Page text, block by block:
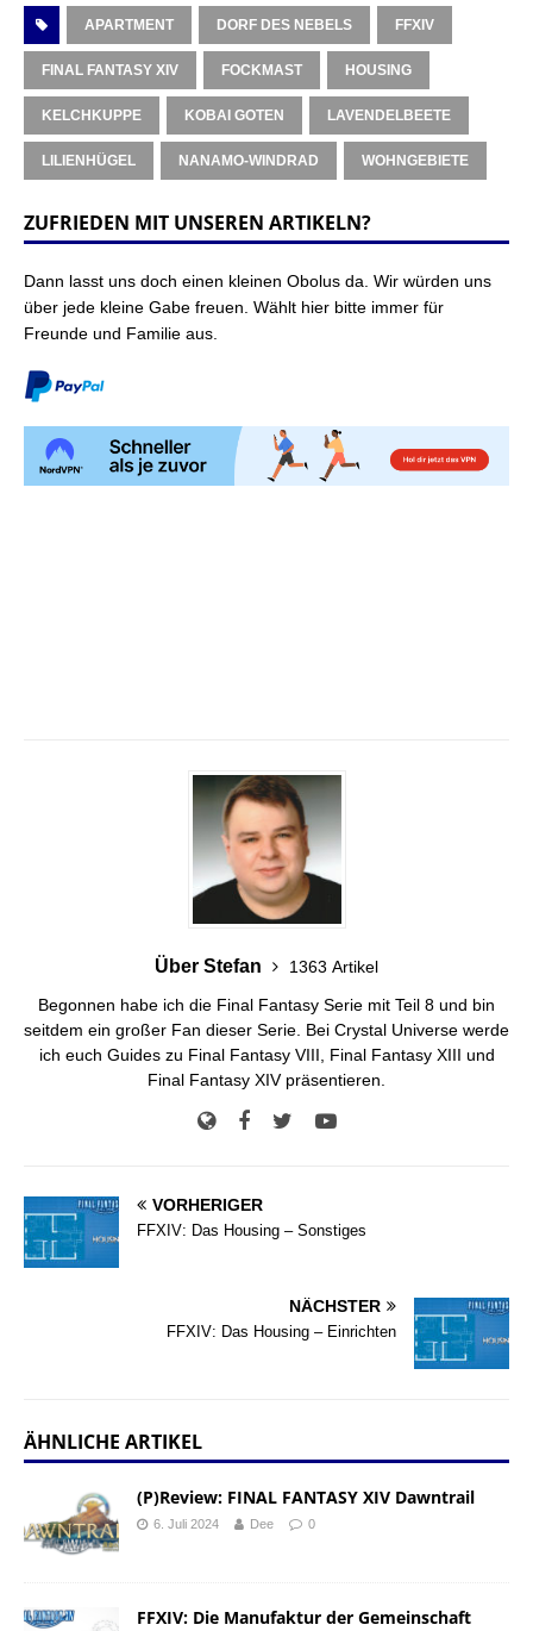
APARTMENT DORF DES NEBELS FFXIV
FINAL FANTASY XIV FOCKMAST HOUSING
KELCHKUPPE KOBAI GOTEN LAVENDELBEETE
LILIENHÜGEL NANAMO-WINDRAD WOHNGEBIETE
ZUFRIEDEN MIT UNSEREN ARTIKELN?
Dann lasst uns doch einen kleinen Obolus da. Wir würden uns
über jede kleine Gabe freuen. Wählt hier bitte immer für
Freunde und Familie aus.
Über Stefan
1363 Artikel
Begonnen habe ich die Final Fantasy Serie mit Teil 8 und bin
seitdem ein großer Fan dieser Serie. Bei Crystal Universe werde
ich euch Guides zu Final Fantasy VIII, Final Fantasy XIII und
Final Fantasy XIV präsentieren.
VORHERIGER
FFXIV: Das Housing – Sonstiges
NÄCHSTER
FFXIV: Das Housing – Einrichten
ÄHNLICHE ARTIKEL
(P)Review: FINAL FANTASY XIV Dawntrail
6. Juli 2024 Dee 0
FFXIV: Die Manufaktur der Gemeinschaft